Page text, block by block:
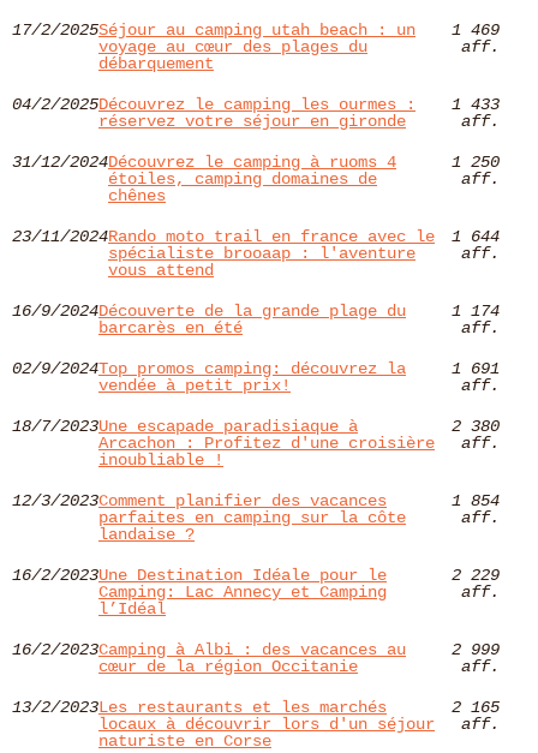
17/2/2025Séjour au camping utah beach : un
voyage au cœur des plages du
débarquement
1 469
aff.
04/2/2025Découvrez le camping les ourmes :
réservez votre séjour en gironde
1 433
aff.
31/12/2024Découvrez le camping à ruoms 4
étoiles, camping domaines de
chênes
1 250
aff.
23/11/2024Rando moto trail en france avec le
spécialiste brooaap : l'aventure
vous attend
1 644
aff.
16/9/2024Découverte de la grande plage du
barcarès en été
1 174
aff.
02/9/2024Top promos camping: découvrez la
vendée à petit prix!
1 691
aff.
18/7/2023Une escapade paradisiaque à
Arcachon : Profitez d'une croisière
inoubliable !
2 380
aff.
12/3/2023Comment planifier des vacances
parfaites en camping sur la côte
landaise ?
1 854
aff.
16/2/2023Une Destination Idéale pour le
Camping: Lac Annecy et Camping
l’Idéal
2 229
aff.
16/2/2023Camping à Albi : des vacances au
cœur de la région Occitanie
2 999
aff.
13/2/2023Les restaurants et les marchés
locaux à découvrir lors d'un séjour
naturiste en Corse
2 165
aff.